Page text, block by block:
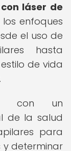
láser de
enfoques
el uso de
hasta
de vida
con un
de la salud
para
y determinar